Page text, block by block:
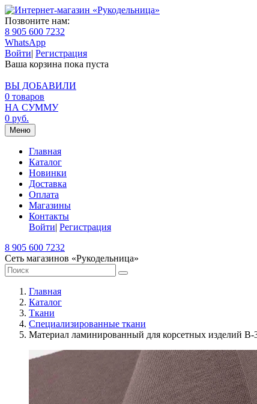
Позвоните нам:
8 905 600 7232
WhatsApp
Войти| Регистрация
Ваша корзина пока пуста
ВЫ ДОБАВИЛИ
0 товаров
НА СУММУ
0 руб.
Меню
Главная
Каталог
Новинки
Доставка
Оплата
Магазины
Контакты
Войти| Регистрация
8 905 600 7232
Сеть магазинов «Рукодельница»
Главная
Каталог
Ткани
Специализированные ткани
Материал ламинированный для корсетных изделий